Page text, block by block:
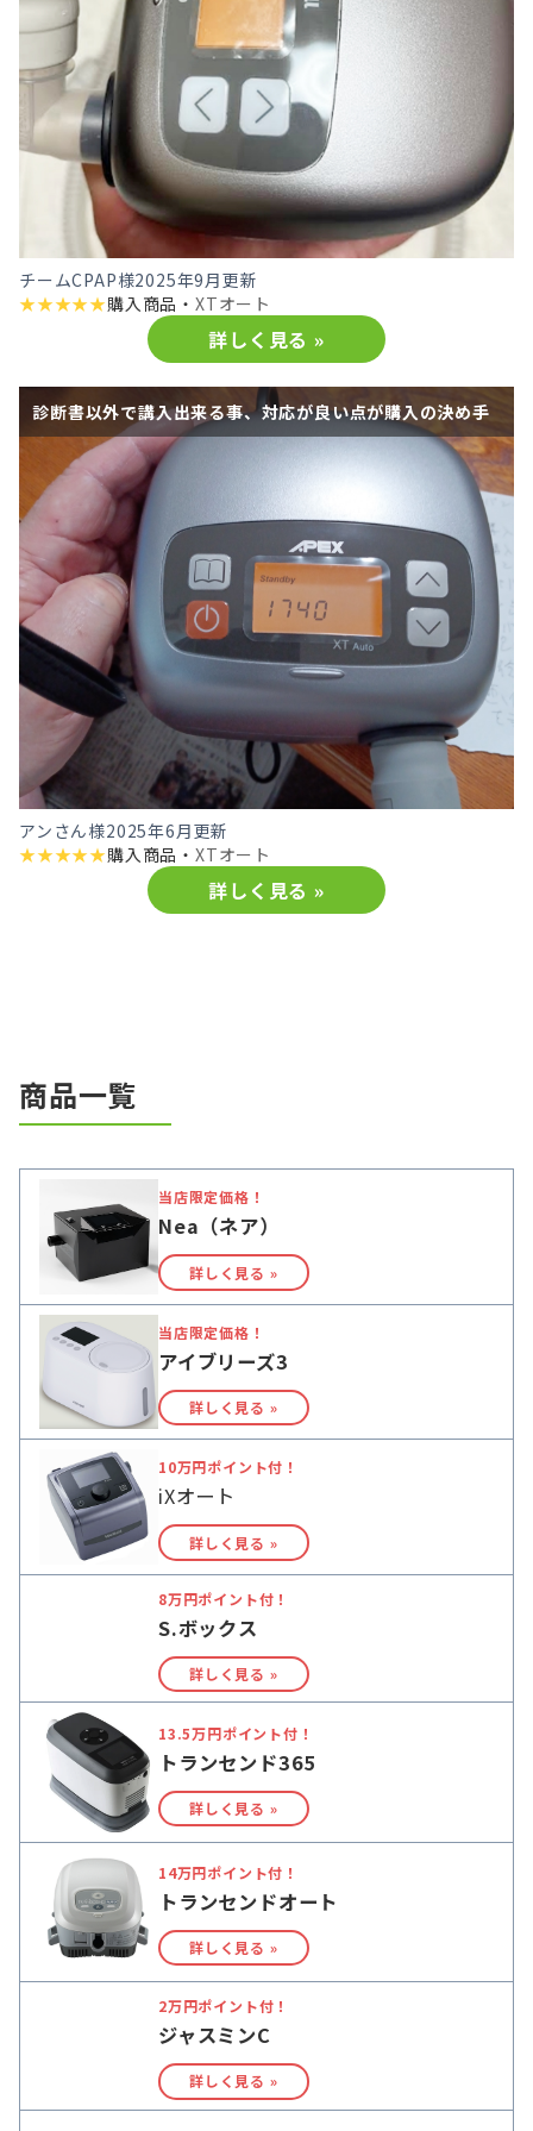
チームCPAP様2025年9月更新
★★★★★購入商品・XTオート
詳しく見る »
診断書以外で講入出来る事、対応が良い点が購入の決め手
アンさん様2025年6月更新
★★★★★購入商品・XTオート
詳しく見る »
商品一覧
当店限定価格！
Nea（ネア）
詳しく見る »
当店限定価格！
アイブリーズ3
詳しく見る »
10万円ポイント付！
iXオート
詳しく見る »
8万円ポイント付！
S.ボックス
詳しく見る »
13.5万円ポイント付！
トランセンド365
詳しく見る »
14万円ポイント付！
トランセンドオート
詳しく見る »
2万円ポイント付！
ジャスミンC
詳しく見る »